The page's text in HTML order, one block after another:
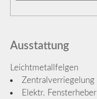
Ausstattung
Leichtmetallfelgen
Zentralverriegelung
Elektr. Fensterheber